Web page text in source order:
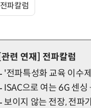
전파칼럼
[관련 연재]
전파칼럼
'전파특성화 교육 이수
ISAC으로 여는 6G 센싱
보이지 않는 전장, 전파